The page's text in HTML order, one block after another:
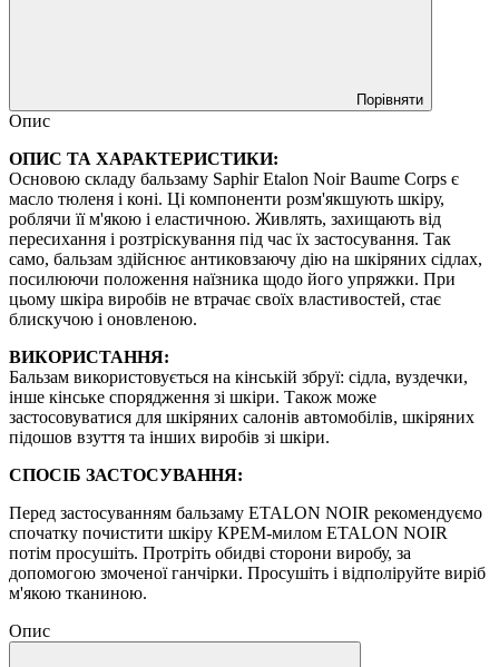
Порівняти
Опис
ОПИС ТА ХАРАКТЕРИСТИКИ:
Основою складу бальзаму Saphir Etalon Noir Baume Corps є
масло тюленя і коні. Ці компоненти розм'якшують шкіру,
роблячи її м'якою і еластичною. Живлять, захищають від
пересихання і розтріскування під час їх застосування. Так
само, бальзам здійснює антиковзаючу дію на шкіряних сідлах,
посилюючи положення наїзника щодо його упряжки. При
цьому шкіра виробів не втрачає своїх властивостей, стає
блискучою і оновленою.
ВИКОРИСТАННЯ:
Бальзам використовується на кінській збруї: сідла, вуздечки,
інше кінське спорядження зі шкіри. Також може
застосовуватися для шкіряних салонів автомобілів, шкіряних
підошов взуття та інших виробів зі шкіри.
СПОСІБ ЗАСТОСУВАННЯ:
Перед застосуванням бальзаму ETALON NOIR рекомендуємо
спочатку почистити шкіру КРЕМ-милом ETALON NOIR
потім просушіть. Протріть обидві сторони виробу, за
допомогою змоченої ганчірки. Просушіть і відполіруйте виріб
м'якою тканиною.
Опис